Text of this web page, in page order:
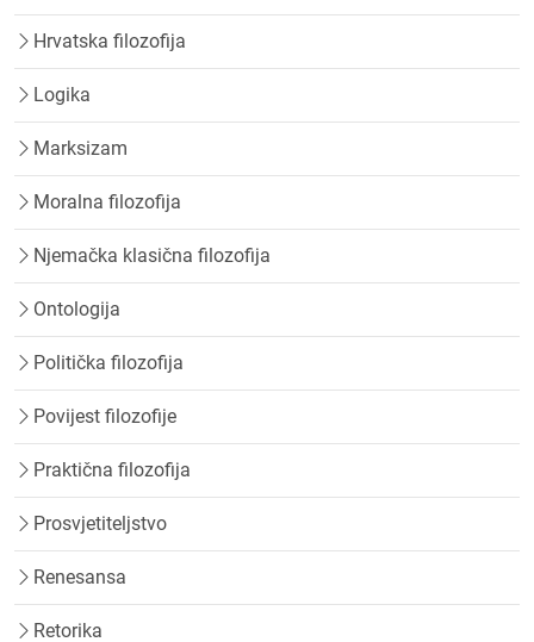
Hrvatska filozofija
Logika
Marksizam
Moralna filozofija
Njemačka klasična filozofija
Ontologija
Politička filozofija
Povijest filozofije
Praktična filozofija
Prosvjetiteljstvo
Renesansa
Retorika